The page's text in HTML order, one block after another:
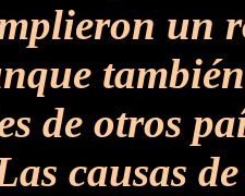
un
de otros
causas